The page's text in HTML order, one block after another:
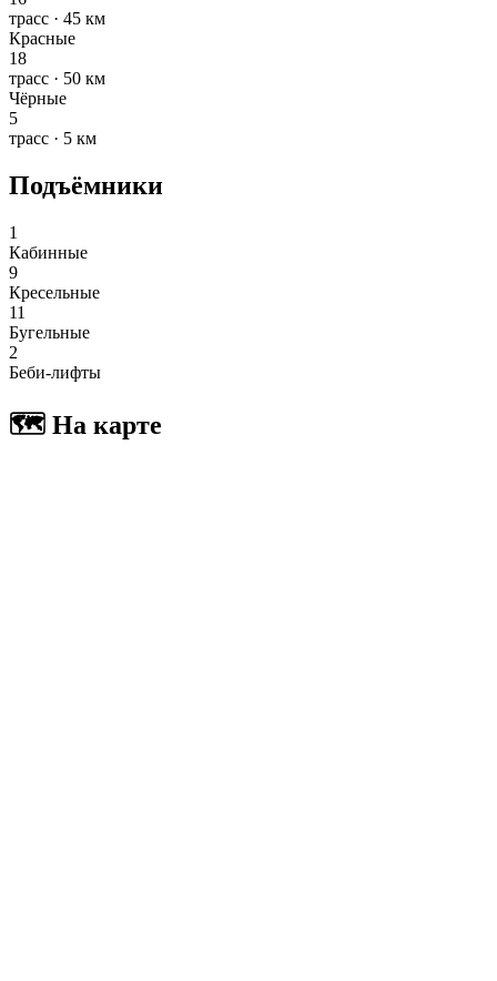
трасс · 45 км
Красные
18
трасс · 50 км
Чёрные
5
трасс · 5 км
Подъёмники
1
Кабинные
9
Кресельные
11
Бугельные
2
Беби-лифты
🗺 На карте